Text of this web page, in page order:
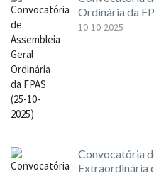
Ordinária da
10-10-2025
Convocatória
Extraordinária